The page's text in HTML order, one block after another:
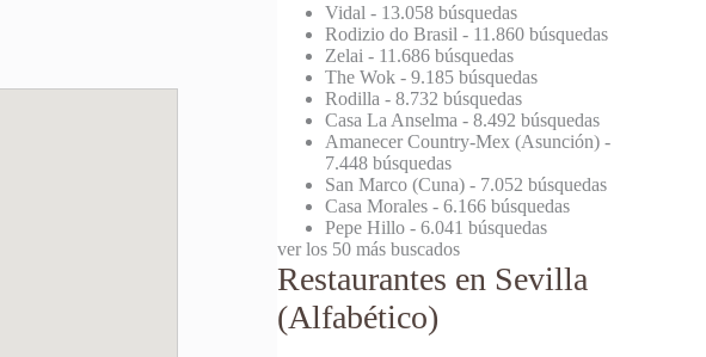
Vidal - 13.058 búsquedas
Rodizio do Brasil - 11.860 búsquedas
Zelai - 11.686 búsquedas
The Wok - 9.185 búsquedas
Rodilla - 8.732 búsquedas
Casa La Anselma - 8.492 búsquedas
Amanecer Country-Mex (Asunción) -
7.448 búsquedas
San Marco (Cuna) - 7.052 búsquedas
Casa Morales - 6.166 búsquedas
Pepe Hillo - 6.041 búsquedas
ver los 50 más buscados
Restaurantes en Sevilla
(Alfabético)